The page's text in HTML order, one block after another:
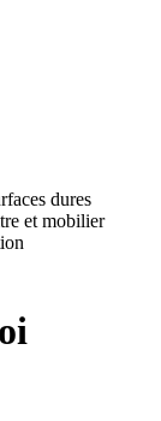
dures
et mobilier